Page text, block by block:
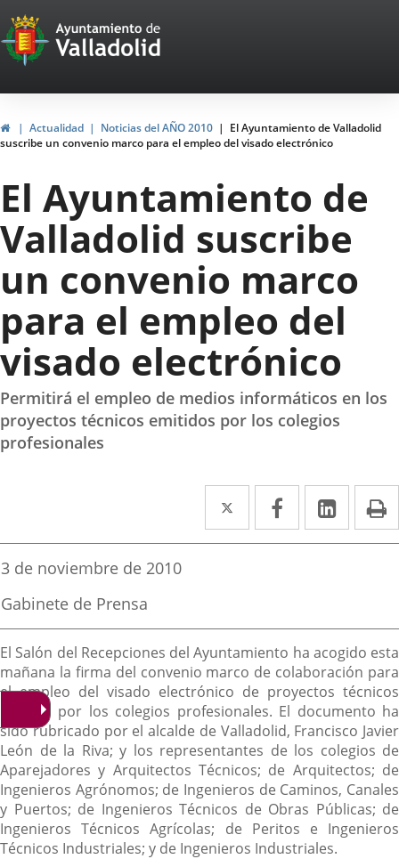
Portal
Web
del
Ayuntamiento
de
Valladolid
HomeActualidad Noticias del AÑO 2010
El Ayuntamiento de Valladolid
suscribe un convenio marco para el empleo del visado electrónico
El Ayuntamiento de
Valladolid suscribe
un convenio marco
para el empleo del
visado electrónico
Permitirá el empleo de medios informáticos en los
proyectos técnicos emitidos por los colegios
profesionales
Twitter
Enlace
a
externa.
Facebook
Enlace
a
externa.
Enlace
a
Fecha
la
noticia
3 de noviembre de 2010
Fuente
la
noticia
Gabinete de Prensa
Descripción
El Salón del Recepciones del Ayuntamiento ha acogido esta
mañana la firma del convenio marco de colaboración para
el empleo del visado electrónico de proyectos técnicos
emitido por los colegios profesionales. El documento ha
sido rubricado por el alcalde de Valladolid, Francisco Javier
León de la Riva; y los representantes de los colegios de
Aparejadores y Arquitectos Técnicos; de Arquitectos; de
Ingenieros Agrónomos; de Ingenieros de Caminos, Canales
y Puertos; de Ingenieros Técnicos de Obras Públicas; de
Ingenieros Técnicos Agrícolas; de Peritos e Ingenieros
Técnicos Industriales; y de Ingenieros Industriales.